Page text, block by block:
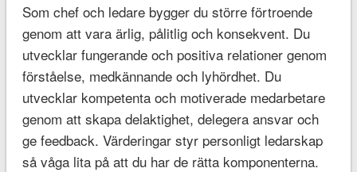
Som chef och ledare bygger du större förtroende
genom att vara ärlig, pålitlig och konsekvent. Du
utvecklar fungerande och positiva relationer genom
förståelse, medkännande och lyhördhet. Du
utvecklar kompetenta och motiverade medarbetare
genom att skapa delaktighet, delegera ansvar och
ge feedback. Värderingar styr personligt ledarskap
så våga lita på att du har de rätta komponenterna.